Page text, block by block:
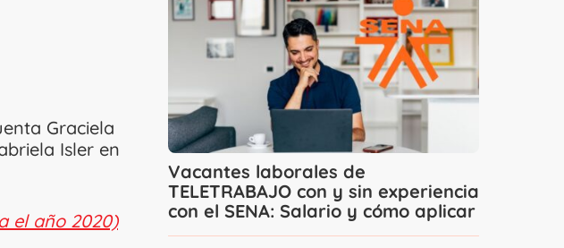
Graciela
Isler en
el año 2020)
Vacantes laborales de
TELETRABAJO con y sin experiencia
con el SENA: Salario y cómo aplicar